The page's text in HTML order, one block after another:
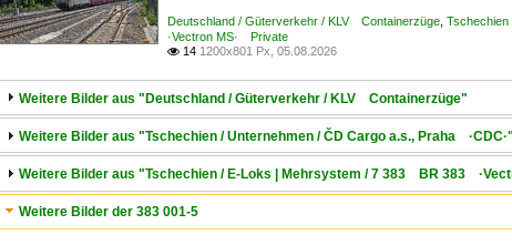
Deutschland / Güterverkehr / KLV Containerzüge Tschechien
·Vectron MS· Private
 14 1200x801 Px, 05.08.2026
Weitere Bilder aus "Deutschland / Güterverkehr / KLV Containerzüge"
Weitere Bilder aus "Tschechien / Unternehmen / ČD Cargo a.s., Praha ·CDC·"
Weitere Bilder aus "Tschechien / E-Loks | Mehrsystem / 7 383 BR 383
Weitere Bilder der 383 001-5